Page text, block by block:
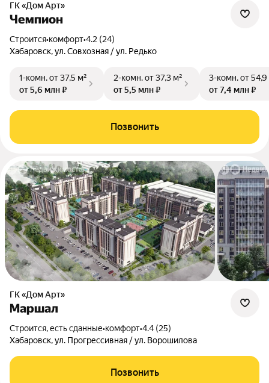
ГК «Дом Арт»
Чемпион
Строится•комфорт•4.2 (24)
Хабаровск, ул. Совхозная / ул. Редько
1-комн.от 37,5 м²
от 5,6 млн ₽
2-комн.от 37,3 м²
от 5,5 млн ₽
3-комн.от 54,9
от 7,4 млн ₽
Позвонить
ГК «Дом Арт»
Маршал
Строится, есть сданные•комфорт•4.4 (25)
Хабаровск, ул. Прогрессивная / ул. Ворошилова
Позвонить